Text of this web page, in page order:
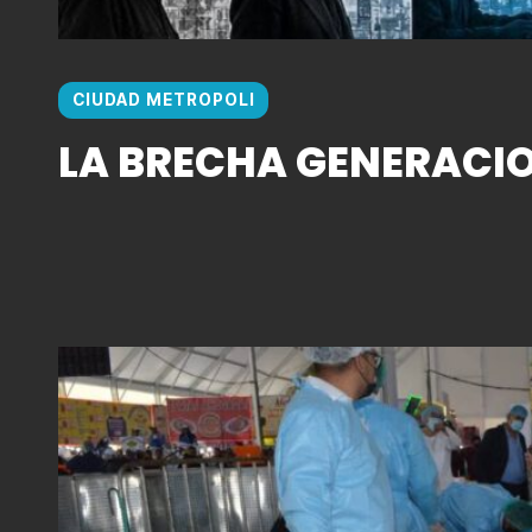
CIUDAD METROPOLI
LA BRECHA